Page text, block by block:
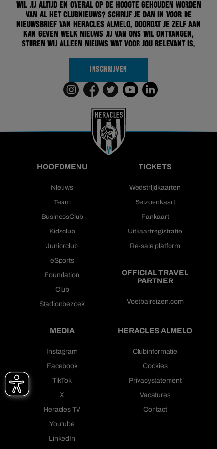
Wil jij altijd en overal op de hoogte gehouden worden
van al het clubnieuws? Schrijf je dan in voor de
nieuwsbrief van Heracles Almelo. Doordat je zelf aan
kan geven welk nieuws jij van ons wil ontvangen,
sturen wij alleen nieuws wat voor jou relevant is.
INSCHRIJVEN
HOOFDMENU
Nieuws
Team
BusinessClub
Kidsclub
Juniorclub
eSports
Foundation
Club
Stadionbezoek
TICKETS
Wedstrijdkaarten
Seizoenkaart
Fankaart
Uitkaartregistratie
Re-sale platform
OFFICIAL TRAVEL
PARTNER
Voetbalreizen.com
MEDIA
Instagram
Facebook
TikTok
X
Heracles TV
Youtube
LinkedIn
HERACLES ALMELO
Clubinformatie
Cookies
Privacystatement
Vacatures
Contact